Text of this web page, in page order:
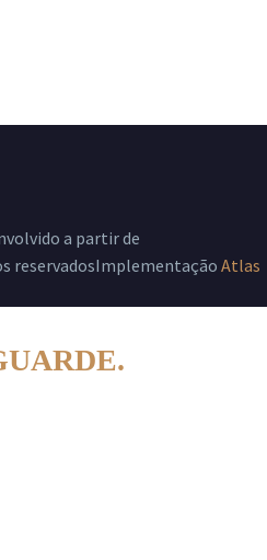
a partir de
reservadosImplementação Atlas